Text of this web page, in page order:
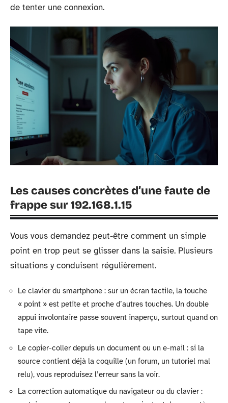
de tenter une connexion.
Les causes concrètes d’une faute de
frappe sur 192.168.1.15
Vous vous demandez peut-être comment un simple
point en trop peut se glisser dans la saisie. Plusieurs
situations y conduisent régulièrement.
Le clavier du smartphone : sur un écran tactile, la touche
« point » est petite et proche d’autres touches. Un double
appui involontaire passe souvent inaperçu, surtout quand on
tape vite.
Le copier-coller depuis un document ou un e-mail : si la
source contient déjà la coquille (un forum, un tutoriel mal
relu), vous reproduisez l’erreur sans la voir.
La correction automatique du navigateur ou du clavier :